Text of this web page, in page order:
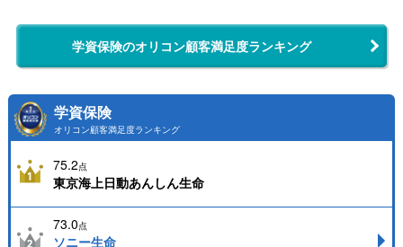
学資保険のオリコン顧客満足度ランキング
学資保険
オリコン顧客満足度ランキング
75.2点
東京海上日動あんしん生命
73.0点
ソニー生命